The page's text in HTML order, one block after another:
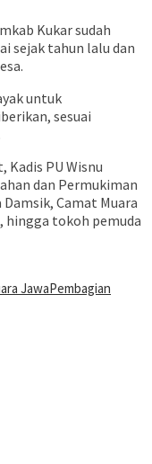
Kukar sudah
sejak tahun lalu dan
untuk
sesuai
Kadis PU Wisnu
dan Permukiman
Camat Muara
hingga tokoh pemuda
JawaPembagian